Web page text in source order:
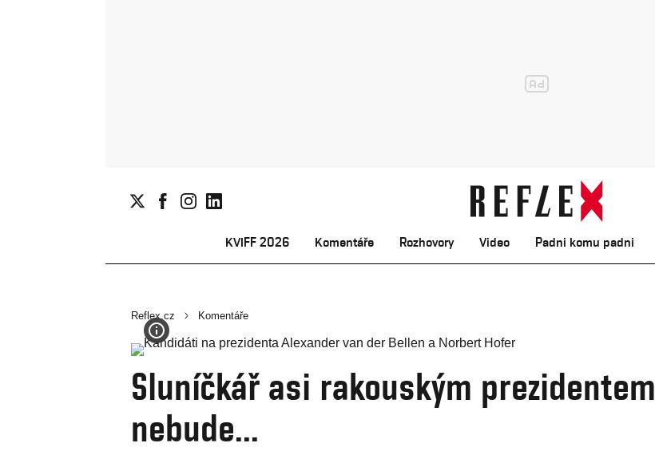
KVIFF 2026 Komentáře Rozhovory Video Padni komu padni
Reflex.cz Komentáře
Sluníčkář asi rakouským prezidentem
nebude...